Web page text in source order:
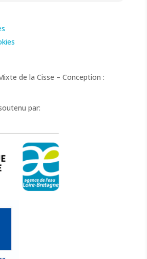
de la Cisse – Conception :
par: